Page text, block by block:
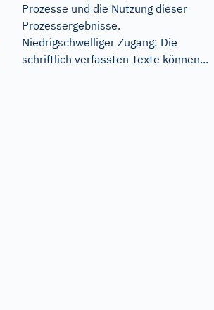
Prozesse und die Nutzung dieser
Prozessergebnisse.
Niedrigschwelliger Zugang: Die
schriftlich verfassten Texte können...